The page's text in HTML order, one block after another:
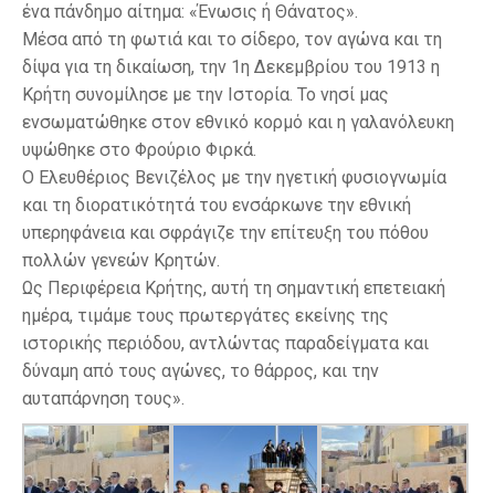
ένα πάνδημο αίτημα: «Ένωσις ή Θάνατος».
Μέσα από τη φωτιά και το σίδερο, τον αγώνα και τη
δίψα για τη δικαίωση, την 1η Δεκεμβρίου του 1913 η
Κρήτη συνομίλησε με την Ιστορία. Το νησί μας
ενσωματώθηκε στον εθνικό κορμό και η γαλανόλευκη
υψώθηκε στο Φρούριο Φιρκά.
Ο Ελευθέριος Βενιζέλος με την ηγετική φυσιογνωμία
και τη διορατικότητά του ενσάρκωνε την εθνική
υπερηφάνεια και σφράγιζε την επίτευξη του πόθου
πολλών γενεών Κρητών.
Ως Περιφέρεια Κρήτης, αυτή τη σημαντική επετειακή
ημέρα, τιμάμε τους πρωτεργάτες εκείνης της
ιστορικής περιόδου, αντλώντας παραδείγματα και
δύναμη από τους αγώνες, το θάρρος, και την
αυταπάρνηση τους».